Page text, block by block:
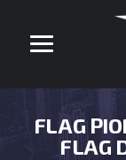
FLAG
FLAG